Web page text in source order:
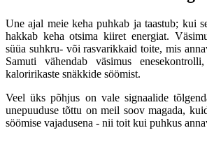
Une ajal meie keha puhkab ja taastub; kui
hakkab keha otsima kiiret energiat.
süüa suhkru- või rasvarikkaid toite, mis
Samuti vähendab väsimus
kaloririkaste snäkkide söömist.
Veel üks põhjus on vale signaalide
unepuuduse tõttu on meil soov magada,
söömise vajadusena - nii toit kui puhkus